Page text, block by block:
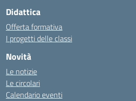
Didattica
Offerta formativa
I progetti delle classi
Novità
Le notizie
Le circolari
Calendario eventi